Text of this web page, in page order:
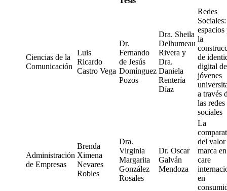
Ciencias de la
Comunicación
Luis
Ricardo
Castro Vega
Dr.
Fernando
de Jesús
Domínguez
Pozos
Dra. Sheila
Delhumeau
Rivera y
Dra.
Daniela
Rentería
Díaz
Redes
Sociales:
espacios
la
de
digital de
jóvenes
a través
las redes
sociales
Administración
de Empresas
Brenda
Ximena
Nevares
Robles
Dra.
Virginia
Margarita
González
Rosales
Dr. Oscar
Galván
Mendoza
La
del valor
marca
care
en